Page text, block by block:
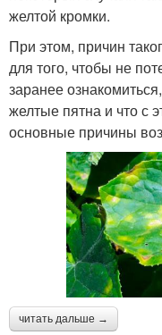
желтой кромки.
При этом, причин
для того, чтобы не
заранее
желтые пятна и что с
основные причины
читать дальше →